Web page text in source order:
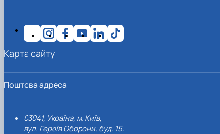
Поштова адреса
03041, Україна, м. Київ,
вул. Героїв Оборони, буд. 15.
Карта сайту